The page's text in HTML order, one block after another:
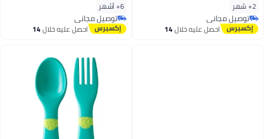
2+ شهر
توصيل مجاني
توصيل مجانياحصل عليه خلال14
6+ أشهر
توصيل مجاني
توصيل مجانياحصل عليه خلال14